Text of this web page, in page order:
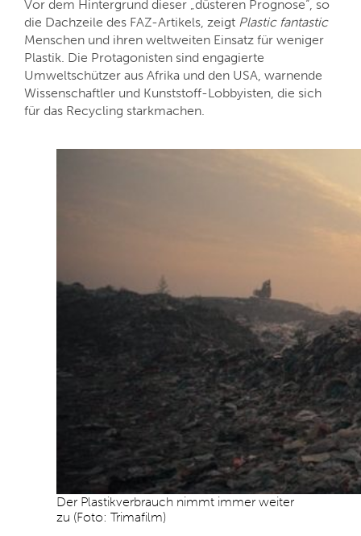
Vor dem Hintergrund dieser „düsteren Prognose“, so
die Dachzeile des FAZ-Artikels, zeigt Plastic fantastic
Menschen und ihren weltweiten Einsatz für weniger
Plastik. Die Protagonisten sind engagierte
Umweltschützer aus Afrika und den USA, warnende
Wissenschaftler und Kunststoff-Lobbyisten, die sich
für das Recycling starkmachen.
Der Plastikverbrauch nimmt immer weiter
zu (Foto: Trimafilm)